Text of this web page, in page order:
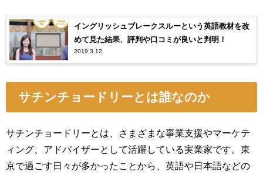
イングリッシュブレークスルーという英語教材を改
めて見た結果、評判や口コミが良いと判明！
2019.3.12
サチンチョードリーとは誰なのか
サチンチョードリーとは、さまざまな事業支援やマーケテ
ィング、アドバイザーとして活躍している実業家です。東
京で過ごす日々が多かったことから、英語や日本語などの